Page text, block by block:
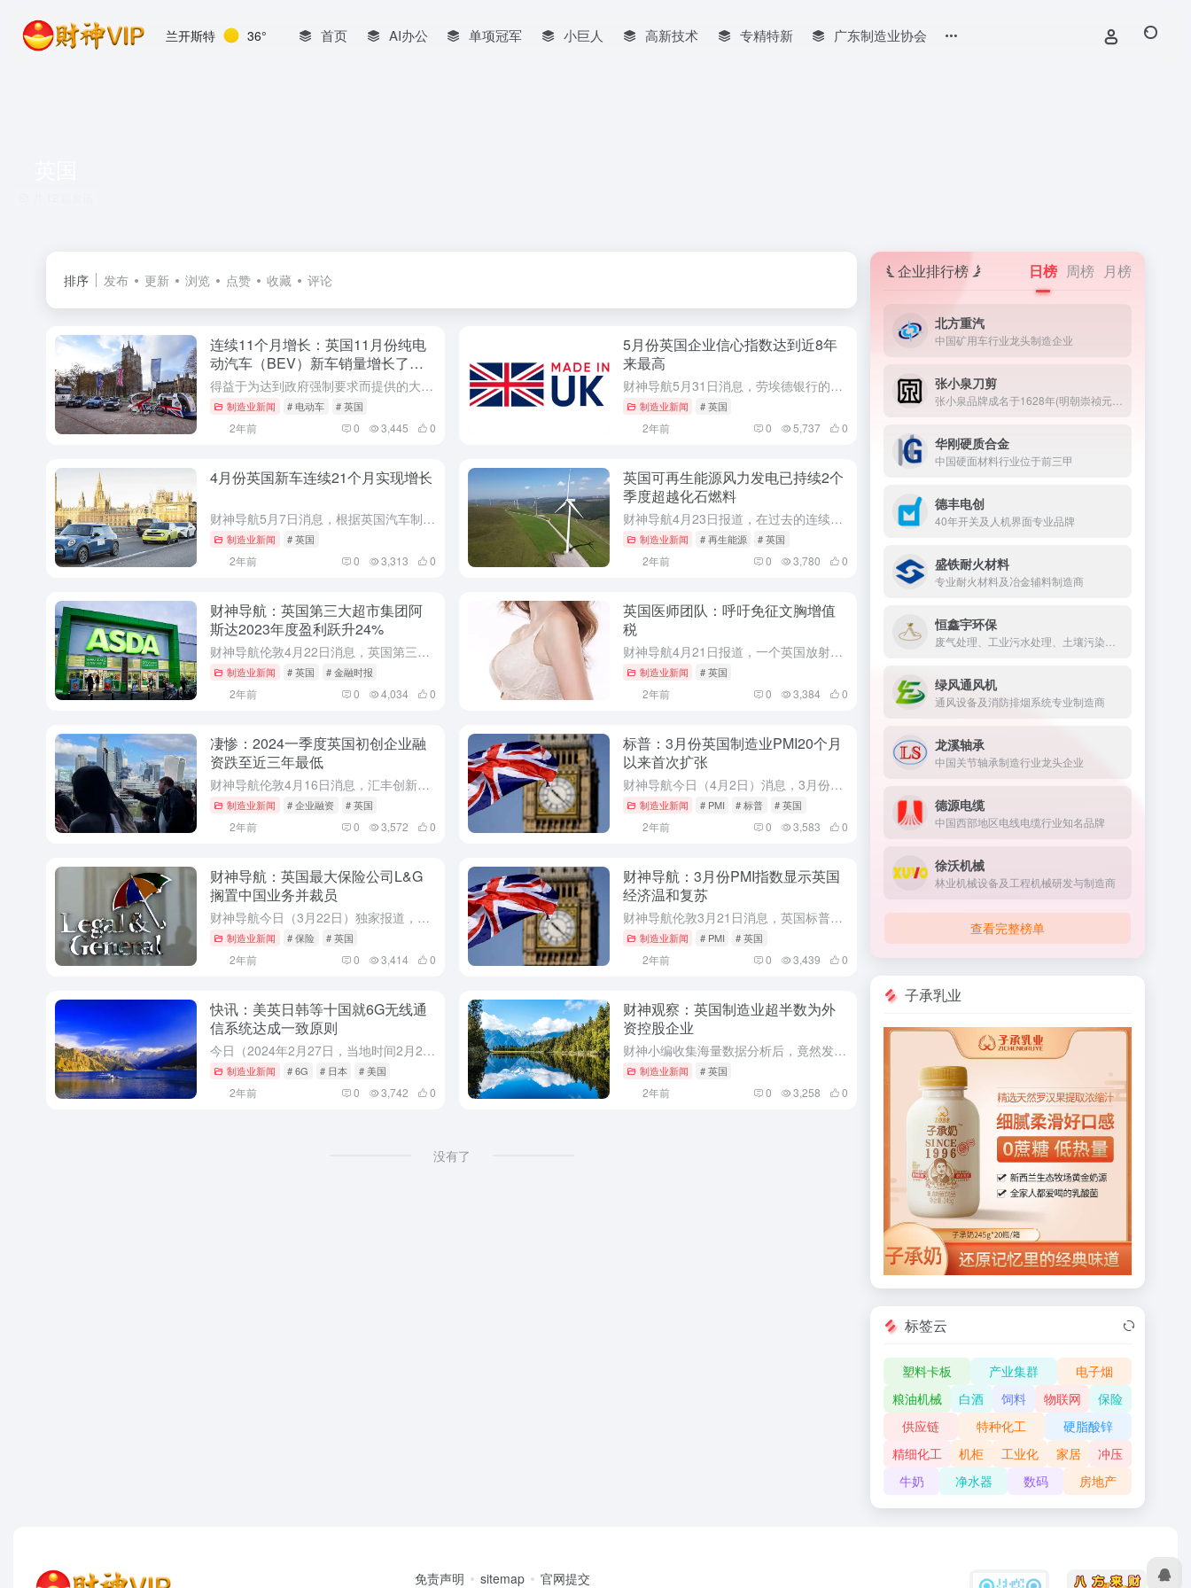
兰开斯特 36° 首页 AI办公 单项冠军 小巨人 高新技术 专精特新 广东制造业协会
排序 发布 更新 浏览 点赞 收藏 评论
连续11个月增长：英国11月份纯电
动汽车（BEV）新车销量增长了
58%
得益于为达到政府强制要求而提供的大幅折扣，英国11月份纯电动汽车（BEV）新车销量增长了58%，这是连续第11个月的增长。
制造业新闻 # 电动车 # 英国
2年前 0 3,445 0
5月份英国企业信心指数达到近8年
来最高
财神导航5月31日消息，劳埃德银行的商业晴雨表显示，2024年5月份英国企业信心指数跃升8个百分点，达到50%，为近8年（2015年11月）以来的最高值，这主要是受到通胀下降后企业对前景的乐观情绪以及...
制造业新闻 # 英国
2年前 0 5,737 0
4月份英国新车连续21个月实现增长
财神导航5月7日消息，根据英国汽车制造商和贸易商协会（SMMT）最新的初步行业数据，2024年4月份英国新车注册量连续第21个月实现了增长。预计总体销量将达到198万辆。
制造业新闻 # 英国
2年前 0 3,313 0
英国可再生能源风力发电已持续2个
季度超越化石燃料
财神导航4月23日报道，在过去的连续两个季度里，风力发电场一直是英国的主要电力来源，这标志着可再生能源在英国发电量中超过化石燃料的时间达到有史以来最长。
制造业新闻 # 再生能源 # 英国
2年前 0 3,780 0
财神导航：英国第三大超市集团阿
斯达2023年度盈利跃升24%
财神导航伦敦4月22日消息，英国第三大超市集团阿斯达（Asda）报告称，尽管市场份额被竞争对手夺走，但其战略仍取得了进展，2023年度盈利跃升24%，超过10亿英镑（12.4亿美元）。
制造业新闻 # 英国 # 金融时报
2年前 0 4,034 0
英国医师团队：呼吁免征文胸增值
税
财神导航4月21日报道，一个英国放射技师团体呼吁对文胸免征增值税，认为文胸与卫生用品一样，对妇女健康至关重要。据了解，目前，英国只有接受过乳腺癌手术的妇女才能免交 20% 的增值税。
制造业新闻 # 英国
2年前 0 3,384 0
凄惨：2024一季度英国初创企业融
资跌至近三年最低
财神导航伦敦4月16日消息，汇丰创新银行和Dealroom的报告显示，2024年第一季度，英国初创企业的融资额为39亿美元，低于上一季度的48亿美元，这是自2020年第二季度以来的近三年最低水平。
制造业新闻 # 企业融资 # 英国
2年前 0 3,572 0
标普：3月份英国制造业PMI20个月
以来首次扩张
财神导航今日（4月2日）消息，3月份标普全球/CIPS英国制造业采购经理人指数（PMI）终值升至50.3，该数值是英国近20个月以来的首次进入扩张区。
制造业新闻 # PMI # 标普 # 英国
2年前 0 3,583 0
财神导航：英国最大保险公司L&G
搁置中国业务并裁员
财神导航今日（3月22日）独家报道，英国最大保险公司和资产管理公司之一的Legal & General (LGEN.L)，已经搁置了获得中国业务许可的计划，并将在中国的员工人数减少了一半以上，加入了在...
制造业新闻 # 保险 # 英国
2年前 0 3,414 0
财神导航：3月份PMI指数显示英国
经济温和复苏
财神导航伦敦3月21日消息，英国标普全球综合采购经理人指数（PMI）从2月份的53.0回落至3月份的52.9，显示英国企业本月继续保持从衰退中复苏的势头，但顽固的价格压力可能会支撑英国央行对利率采取观...
制造业新闻 # PMI # 英国
2年前 0 3,439 0
快讯：美英日韩等十国就6G无线通
信系统达成一致原则
今日（2024年2月27日，当地时间2月26日）美国白宫消息，美国、澳大利亚、加拿大、捷克、芬兰、法国、日本、韩国、瑞典和英国就6G无线通信系统研发的共同原则发表联合声明。
制造业新闻 # 6G # 日本 # 美国
2年前 0 3,742 0
财神观察：英国制造业超半数为外
资控股企业
财神小编收集海量数据分析后，竟然发现英国制造业超过半数企业为外资控股，这体现了英国作为一个开放型经济体的特点，吸引了大量外资企业的投资和参与。外资企业的投资和技术引进，推动了英国制造业的发展，提高了产...
制造业新闻 # 英国
2年前 0 3,258 0
没有了
企业排行榜 日榜 周榜 月榜
北方重汽
中国矿用车行业龙头制造企业
张小泉刀剪
华刚硬质合金
中国硬面材料行业位于前三甲
德丰电创
40年开关及人机界面专业品牌
盛铁耐火材料
专业耐火材料及冶金辅料制造商
恒鑫宇环保
绿风通风机
通风设备及消防排烟系统专业制造商
龙溪轴承
中国关节轴承制造行业龙头企业
德源电缆
中国西部地区电线电缆行业知名品牌
徐沃机械
林业机械设备及工程机械研发与制造商
查看完整榜单
子承乳业
标签云
塑料卡板 产业集群
电子烟
粮油机械
白酒 饲料 物联网
保险
供应链
特种化工
硬脂酸锌
精细化工
机柜 工业化 家居
冲压
牛奶
净水器 数码 房地产
免责声明 sitemap 官网提交